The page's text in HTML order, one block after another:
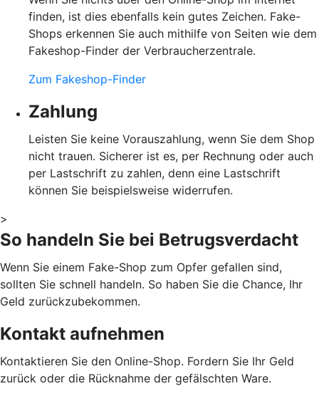
finden, ist dies ebenfalls kein gutes Zeichen. Fake-
Shops erkennen Sie auch mithilfe von Seiten wie dem
Fakeshop-Finder der Verbraucherzentrale.
Zum Fakeshop-Finder
Zahlung
Leisten Sie keine Vorauszahlung, wenn Sie dem Shop
nicht trauen. Sicherer ist es, per Rechnung oder auch
per Lastschrift zu zahlen, denn eine Lastschrift
können Sie beispielsweise widerrufen.
>
So handeln Sie bei Betrugsverdacht
Wenn Sie einem Fake-Shop zum Opfer gefallen sind,
sollten Sie schnell handeln. So haben Sie die Chance, Ihr
Geld zurückzubekommen.
Kontakt aufnehmen
Kontaktieren Sie den Online-Shop. Fordern Sie Ihr Geld
zurück oder die Rücknahme der gefälschten Ware.